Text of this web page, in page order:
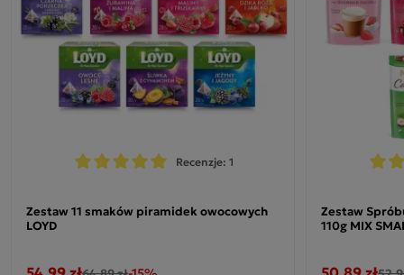
Recenzje: 1
Zestaw 11 smaków piramidek owocowych
LOYD
Zestaw
110g MIX